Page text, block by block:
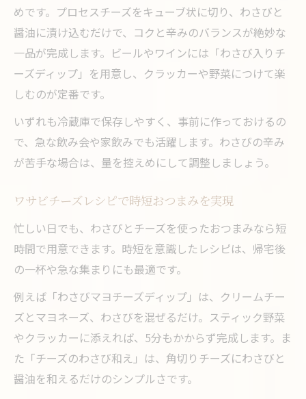
めです。プロセスチーズをキューブ状に切り、わさびと
醤油に漬け込むだけで、コクと辛みのバランスが絶妙な
一品が完成します。ビールやワインには「わさび入りチ
ーズディップ」を用意し、クラッカーや野菜につけて楽
しむのが定番です。
いずれも冷蔵庫で保存しやすく、事前に作っておけるの
で、急な飲み会や家飲みでも活躍します。わさびの辛み
が苦手な場合は、量を控えめにして調整しましょう。
ワサビチーズレシピで時短おつまみを実現
忙しい日でも、わさびとチーズを使ったおつまみなら短
時間で用意できます。時短を意識したレシピは、帰宅後
の一杯や急な集まりにも最適です。
例えば「わさびマヨチーズディップ」は、クリームチー
ズとマヨネーズ、わさびを混ぜるだけ。スティック野菜
やクラッカーに添えれば、5分もかからず完成します。ま
た「チーズのわさび和え」は、角切りチーズにわさびと
醤油を和えるだけのシンプルさです。